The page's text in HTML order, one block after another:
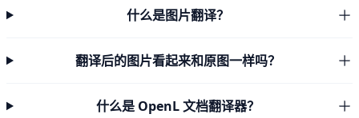
什么是图片翻译？
翻译后的图片看起来和原图一样吗？
什么是 OpenL 文档翻译器？